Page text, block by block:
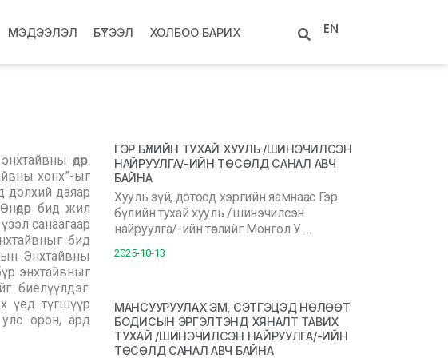
МЭДЭЭЛЭЛ БҮТЭЭЛ ХОЛБОО БАРИХ EN
өдөр.
хонх”-ыг
дэлхий даяар
бид жил
санаагаар
бид
Энхтайвны
энхтайвныг
биелүүлдэг.
үед түгшүүр
улс орон, ард
ГЭР БҮЛИЙН ТУХАЙ ХУУЛЬ /ШИНЭЧИЛСЭН
НАЙРУУЛГА/-ИЙН ТӨСӨЛД САНАЛ АВЧ
БАЙНА
Хууль зүй, дотоод хэргийн яамнаас Гэр
бүлийн тухай хууль /шинэчилсэн
найруулга/-ийн төслийг Монгол У …
2025-10-13
МАНСУУРУУЛАХ ЭМ, СЭТГЭЦЭД НӨЛӨӨТ
БОДИСЫН ЭРГЭЛТЭНД ХЯНАЛТ ТАВИХ
ТУХАЙ /ШИНЭЧИЛСЭН НАЙРУУЛГА/-ИЙН
ТӨСӨЛД САНАЛ АВЧ БАЙНА